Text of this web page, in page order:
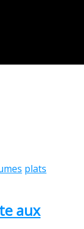
plats
aux